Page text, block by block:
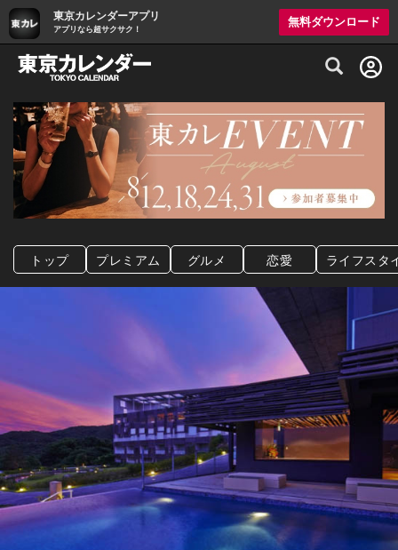
東京カレンダーアプリ
アプリなら超サクサク！
無料ダウンロード
グルメ情報・プレミアムレストラン予約
トップ プレミアム グルメ 恋愛 ライフスタ